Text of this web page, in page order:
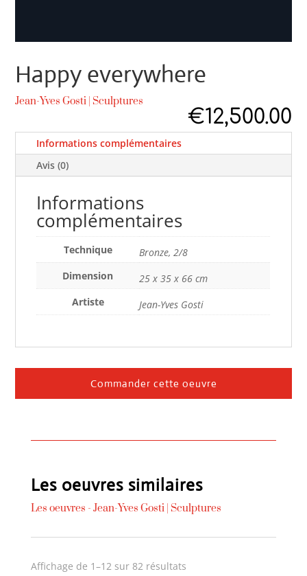
Happy everywhere
Jean-Yves Gosti Sculptures
€12,500.00
Informations complémentaires
Avis (0)
Informations
complémentaires
Technique
Bronze, 2/8
Dimension
25 x 35 x 66 cm
Artiste
Jean-Yves Gosti
Commander cette oeuvre
Les oeuvres similaires
Les oeuvres - Jean-Yves Gosti| Sculptures
Affichage de 1–12 sur 82 résultatsTrié